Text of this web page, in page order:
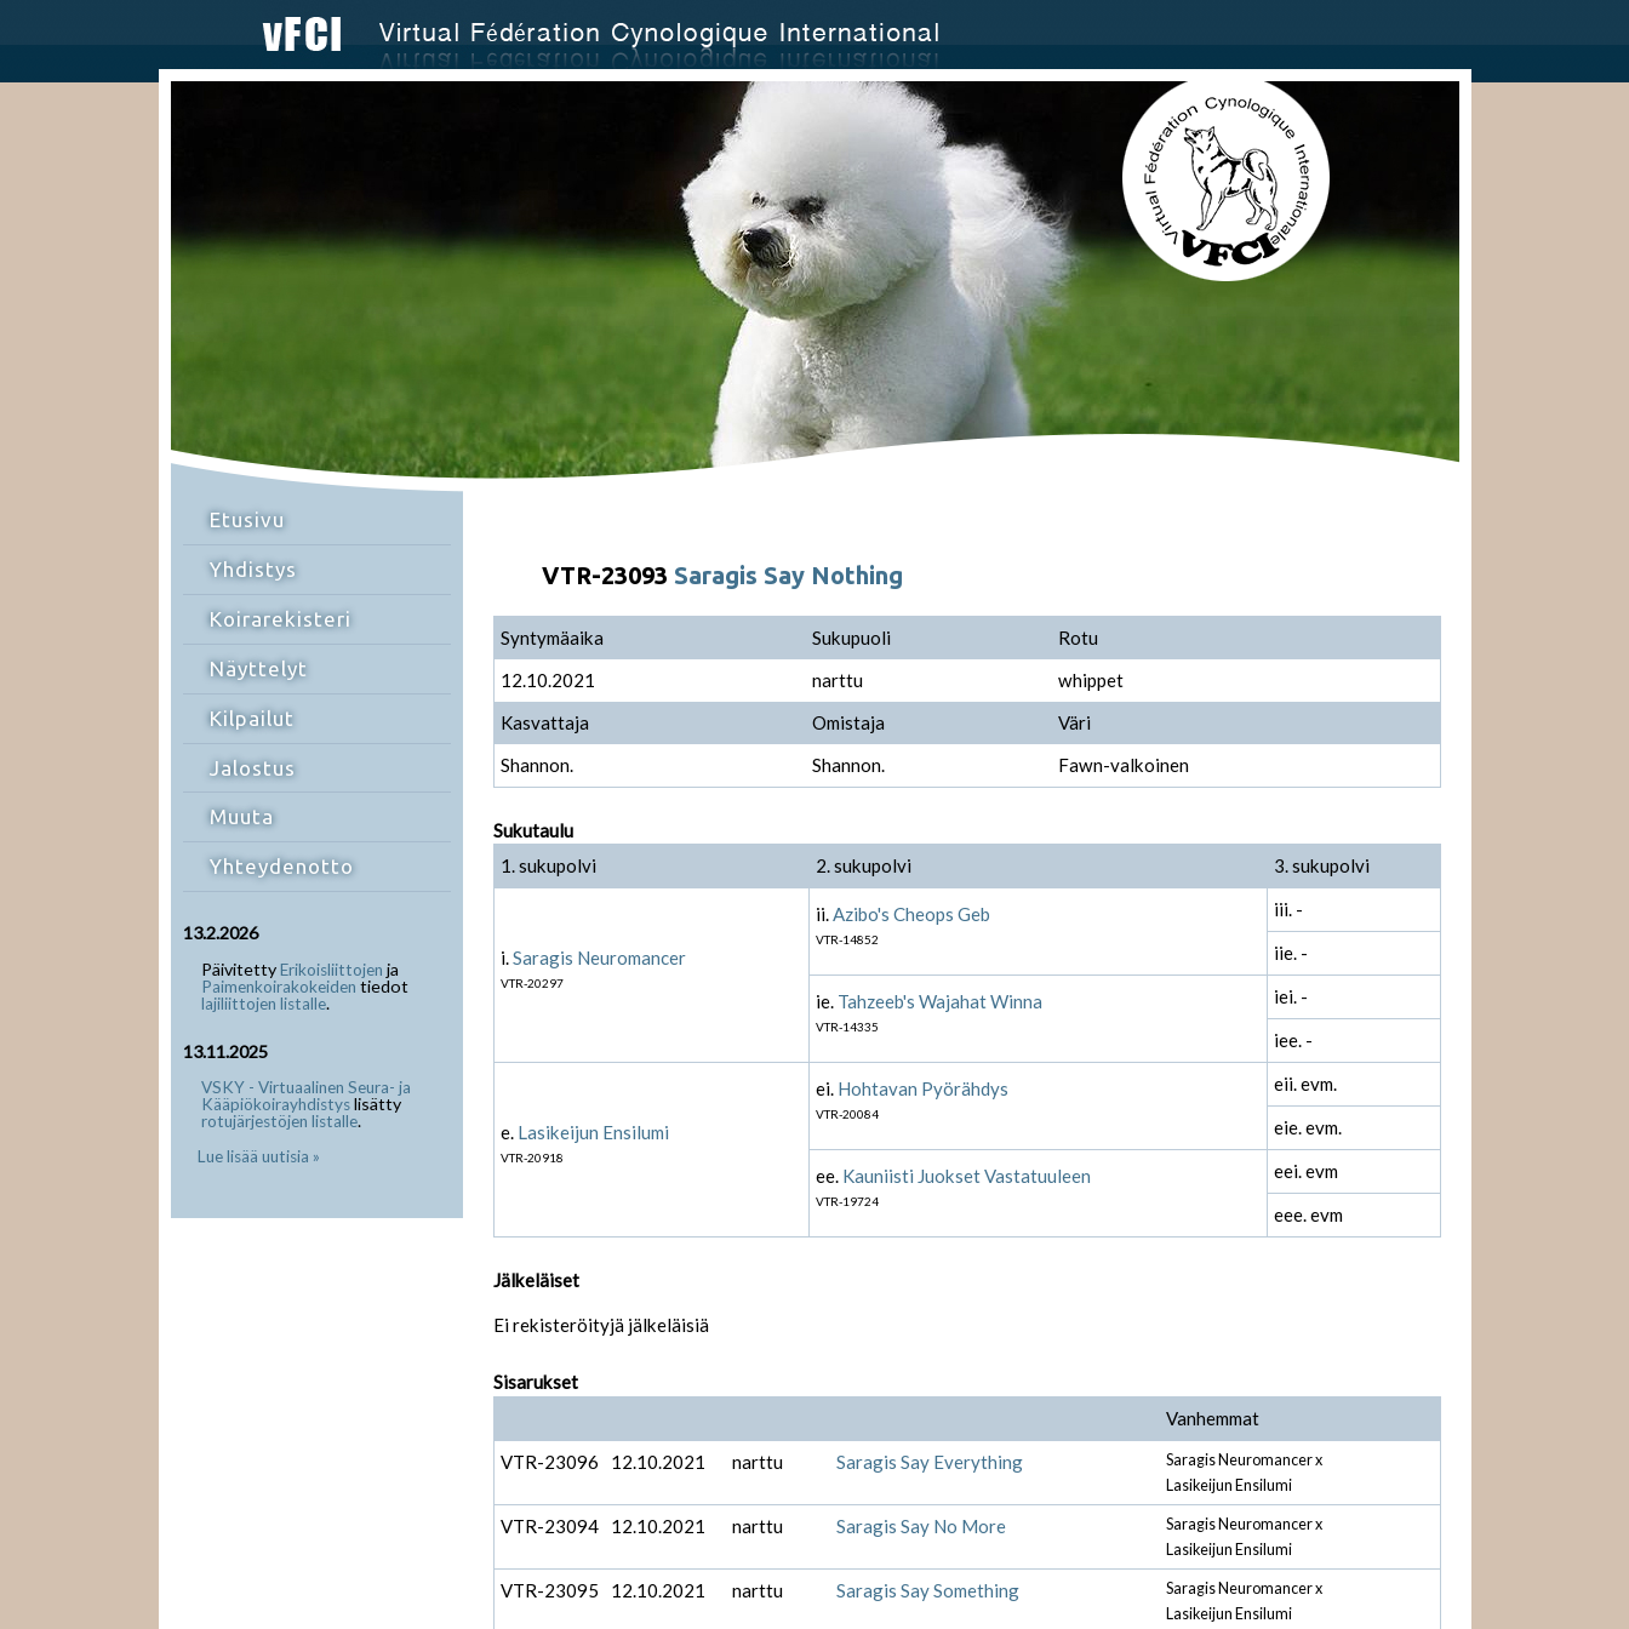
Etusivu
Yhdistys
Koirarekisteri
Näyttelyt
Kilpailut
Jalostus
Muuta
Yhteydenotto
13.2.2026
PäivitettyErikoisliittojen ja
Paimenkoirakokeiden tiedot
lajiliittojen listalle.
13.11.2025
VSKY - Virtuaalinen Seura- ja
Kääpiökoirayhdistyslisätty
rotujärjestöjen listalle.
Lue lisää uutisia »
VTR-23093 Saragis Say Nothing
Syntymäaika Sukupuoli
Rotu
12.10.2021
narttu
whippet
Kasvattaja
Omistaja
Väri
Shannon.
Shannon. Fawn-valkoinen
Sukutaulu
1. sukupolvi
2. sukupolvi 3. sukupolvi
i.Saragis Neuromancer
VTR-20297
ii.Azibo's Cheops Geb
VTR-14852
iii. -
iie. -
ie. Tahzeeb's Wajahat Winna
VTR-14335
iei. -
iee. -
e. Lasikeijun Ensilumi
VTR-20918
ei. Hohtavan Pyörähdys
VTR-20084
eii. evm.
eie. evm.
ee. Kauniisti Juokset Vastatuuleen
VTR-19724
eei. evm
eee. evm
Jälkeläiset
Ei rekisteröityjä jälkeläisiä
Sisarukset
Vanhemmat
VTR-23096
12.10.2021 narttu Saragis Say Everything
Saragis Neuromancer x
Lasikeijun Ensilumi
VTR-23094 12.10.2021 narttu Saragis Say No More
Saragis Neuromancer x
Lasikeijun Ensilumi
VTR-23095 12.10.2021 narttu Saragis Say Something
Saragis Neuromancer x
Lasikeijun Ensilumi